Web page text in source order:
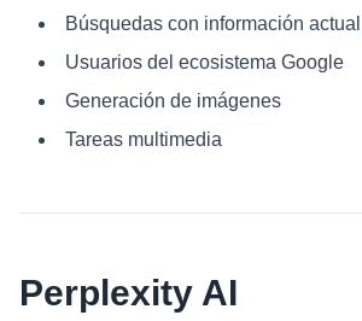
Búsquedas con información
Usuarios del ecosistema Google
Generación de imágenes
Tareas multimedia
Perplexity AI